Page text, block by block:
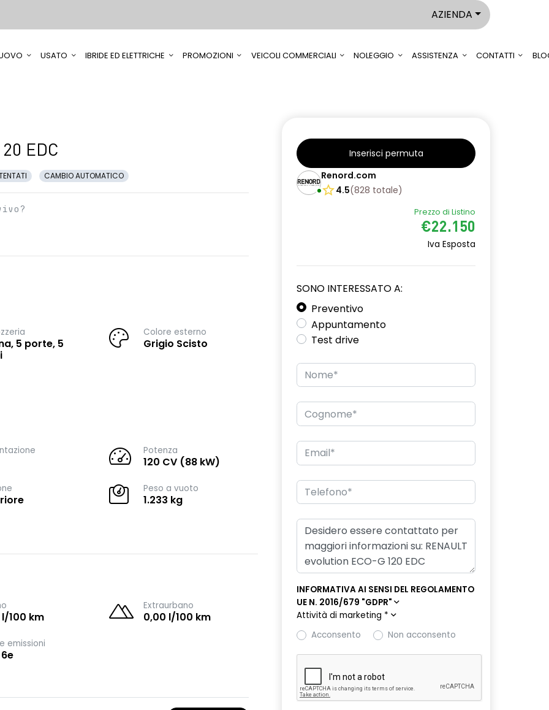
AZIENDA
USATO IBRIDE ED ELETTRICHE PROMOZIONI VEICOLI COMMERCIALI NOLEGGIO ASSISTENZA CONTATTI
EDC
CAMBIO AUTOMATICO
5 porte, 5
Colore esterno
Grigio Scisto
Potenza
120 CV (88 kW)
Peso a vuoto
1.233 kg
100 km
Extraurbano
0,00 l/100 km
emissioni
Inserisci permuta
Renord.com
4.5(828 totale)
Prezzo di Listino
€22.150
Iva Esposta
SONO INTERESSATO A:
Preventivo
Appuntamento
Test drive
INFORMATIVA AI SENSI DEL REGOLAMENTO
UE N. 2016/679 "GDPR"
Attività di marketing *
Acconsento
Non acconsento